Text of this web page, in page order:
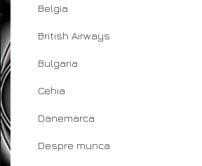
Belgia
British Airways
Bulgaria
Cehia
Danemarca
Despre munca